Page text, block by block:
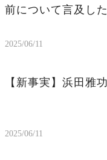
前について言及し
2025/06/11
【新事実】浜田雅
2025/06/11